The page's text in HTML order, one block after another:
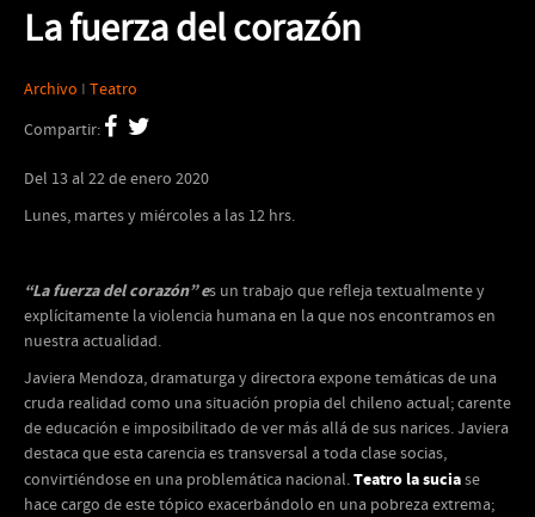
La fuerza del corazón
Archivo I Teatro
Compartir:
Del 13 al 22 de enero 2020
Lunes, martes y miércoles a las 12 hrs.
“La fuerza del corazón” es un trabajo que refleja textualmente y
explícitamente la violencia humana en la que nos encontramos en
nuestra actualidad.
Javiera Mendoza, dramaturga y directora expone temáticas de una
cruda realidad como una situación propia del chileno actual; carente
de educación e imposibilitado de ver más allá de sus narices. Javiera
destaca que esta carencia es transversal a toda clase socias,
convirtiéndose en una problemática nacional.Teatro la suciase
hace cargo de este tópico exacerbándolo en una pobreza extrema;